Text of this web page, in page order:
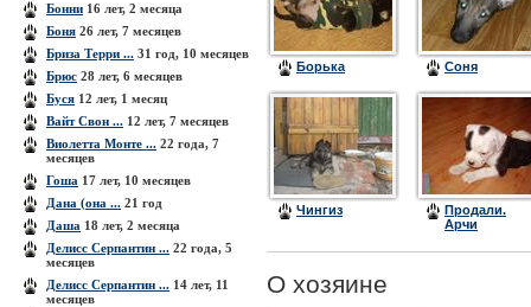
Бонни 16 лет, 2 месяца
Боня 26 лет, 7 месяцев
Бриза Терри ... 31 год, 10 месяцев
Брюс 28 лет, 6 месяцев
Буся 12 лет, 1 месяц
Вайт Свон ... 12 лет, 7 месяцев
Виолетта Монте ... 22 года, 7
месяцев
Гоша 17 лет, 10 месяцев
Дана (она ... 21 год
Даша 18 лет, 2 месяца
Делисс Серпантин ... 22 года, 5
месяцев
Делисс Серпантин ... 14 лет, 11
месяцев
Борька Соня
Чингиз
Продали.
Арчи
О хозяине